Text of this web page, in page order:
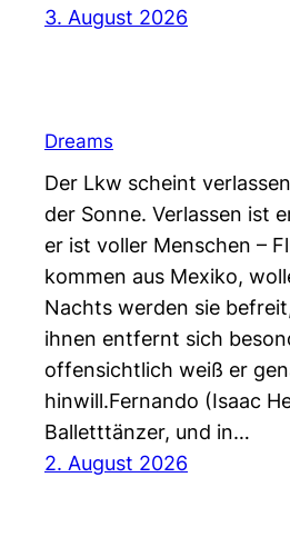
3. August 2026
Dreams
Der Lkw scheint
der Sonne. Verlassen ist
er ist voller Menschen –
kommen aus Mexiko,
Nachts werden sie
ihnen entfernt sich
offensichtlich weiß er
hinwill.Fernando (Isaac
Balletttänzer, und in…
2. August 2026